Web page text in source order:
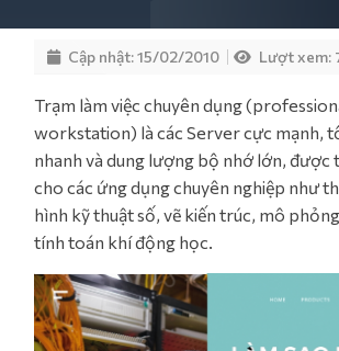
Cập nhật: 15/02/2010 Lượt xem:
Trạm làm việc chuyên dụng
workstation) là các Server cực mạnh,
nhanh và dung lượng bộ nhớ lớn, được
cho các ứng dụng chuyên nghiệp như
hình kỹ thuật số, vẽ kiến trúc, mô
tính toán khí động học.